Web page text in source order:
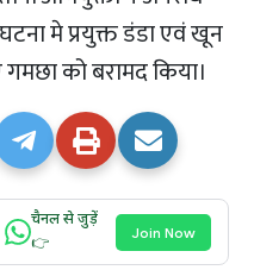
मे प्रयुक्त डंडा एवं खून
को बरामद किया।
चैनल से जुड़ें
👉
Join Now